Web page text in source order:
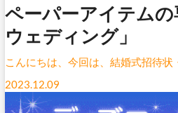
ペーパーアイテム
ウェディング」
こんにちは、今回は、結婚式招待
2023.12.09